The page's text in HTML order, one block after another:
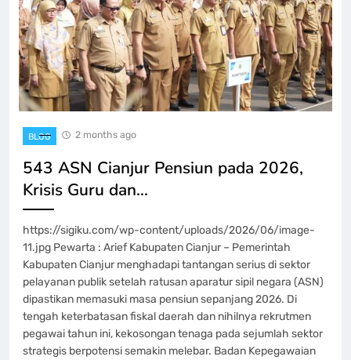
BLOG 2 months ago
543 ASN Cianjur Pensiun pada 2026,
Krisis Guru dan…
https://sigiku.com/wp-content/uploads/2026/06/image-
11.jpg Pewarta : Arief Kabupaten Cianjur – Pemerintah
Kabupaten Cianjur menghadapi tantangan serius di sektor
pelayanan publik setelah ratusan aparatur sipil negara (ASN)
dipastikan memasuki masa pensiun sepanjang 2026. Di
tengah keterbatasan fiskal daerah dan nihilnya rekrutmen
pegawai tahun ini, kekosongan tenaga pada sejumlah sektor
strategis berpotensi semakin melebar. Badan Kepegawaian